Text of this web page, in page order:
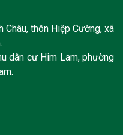
thôn Hiệp Cường, xã
dân cư Him Lam, phường